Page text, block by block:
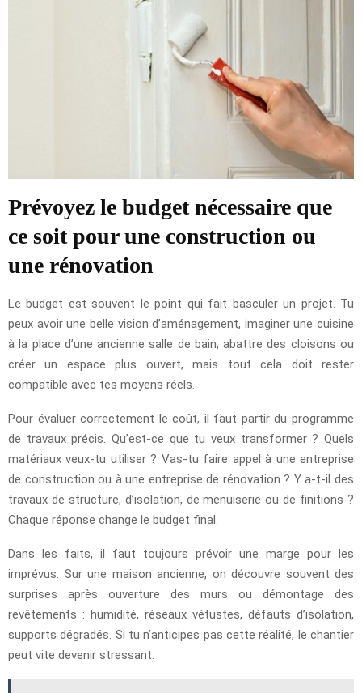
Prévoyez le budget nécessaire que
ce soit pour une construction ou
une rénovation
Le budget est souvent le point qui fait basculer un projet. Tu
peux avoir une belle vision d’aménagement, imaginer une cuisine
à la place d’une ancienne salle de bain, abattre des cloisons ou
créer un espace plus ouvert, mais tout cela doit rester
compatible avec tes moyens réels.
Pour évaluer correctement le coût, il faut partir du programme
de travaux précis. Qu’est-ce que tu veux transformer ? Quels
matériaux veux-tu utiliser ? Vas-tu faire appel à une entreprise
de construction ou à une entreprise de rénovation ? Y a-t-il des
travaux de structure, d’isolation, de menuiserie ou de finitions ?
Chaque réponse change le budget final.
Dans les faits, il faut toujours prévoir une marge pour les
imprévus. Sur une maison ancienne, on découvre souvent des
surprises après ouverture des murs ou démontage des
revêtements : humidité, réseaux vétustes, défauts d’isolation,
supports dégradés. Si tu n’anticipes pas cette réalité, le chantier
peut vite devenir stressant.